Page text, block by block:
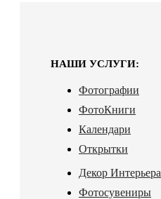
НАШИ УСЛУГИ:
Фотографии
ФотоКниги
Календари
Открытки
Декор Интерьера
Фотосувениры